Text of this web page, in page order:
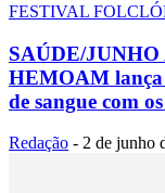
FESTIVAL
SAÚDE/
HEMOAM lança
de sangue com
Redação - 2 de junho